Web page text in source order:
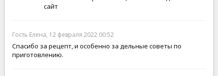
сайт
Гость Елена, 12 февраля 2022 00:52
Спасибо за рецепт, и особенно за дельные советы по
приготовлению.